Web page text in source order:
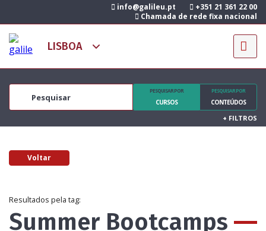
info@galileu.pt
+351 21 361 22 00
Chamada de rede fixa nacional
PESQUISAR POR
CURSOS
PESQUISAR POR
CONTEÚDOS
+ FILTROS
Voltar
Resultados pela tag:
Summer Bootcamps